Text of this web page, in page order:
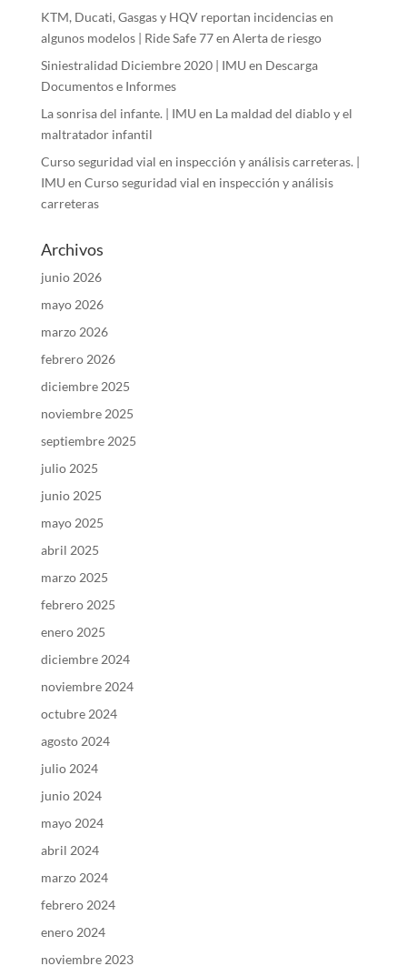
KTM, Ducati, Gasgas y HQV reportan incidencias en
algunos modelos | Ride Safe 77en Alerta de riesgo
Siniestralidad Diciembre 2020 | IMU en Descarga
Documentos e Informes
La sonrisa del infante. | IMU en La maldad del diablo y el
maltratador infantil
Curso seguridad vial en inspección y análisis carreteras. |
IMU en Curso seguridad vial en inspección y análisis
carreteras
Archivos
junio 2026
mayo 2026
marzo 2026
febrero 2026
diciembre 2025
noviembre 2025
septiembre 2025
julio 2025
junio 2025
mayo 2025
abril 2025
marzo 2025
febrero 2025
enero 2025
diciembre 2024
noviembre 2024
octubre 2024
agosto 2024
julio 2024
junio 2024
mayo 2024
abril 2024
marzo 2024
febrero 2024
enero 2024
noviembre 2023